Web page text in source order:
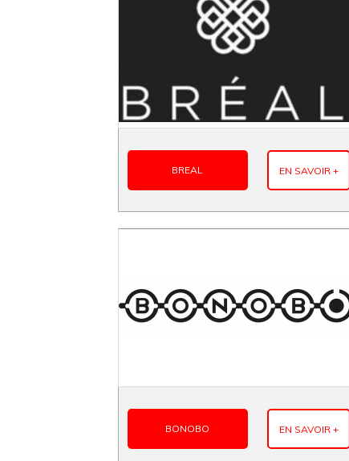
BREAL EN SAVOIR +
BONOBO EN SAVOIR +